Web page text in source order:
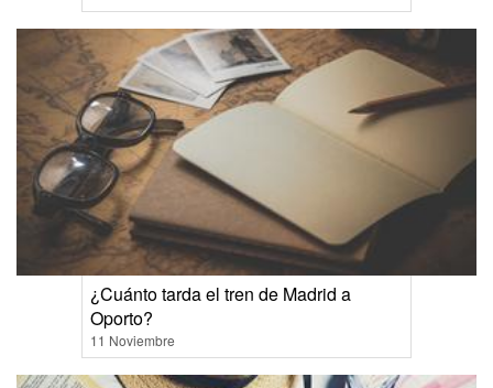
¿Cuánto tarda el tren de Madrid a
Oporto?
11 Noviembre